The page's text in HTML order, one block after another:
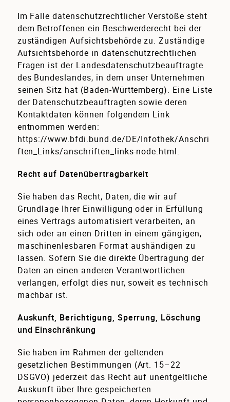
Im Falle datenschutzrechtlicher Verstöße steht
dem Betroffenen ein Beschwerderecht bei der
zuständigen Aufsichtsbehörde zu. Zuständige
Aufsichtsbehörde in datenschutzrechtlichen
Fragen ist der Landesdatenschutzbeauftragte
des Bundeslandes, in dem unser Unternehmen
seinen Sitz hat (Baden-Württemberg). Eine Liste
der Datenschutzbeauftragten sowie deren
Kontaktdaten können folgendem Link
entnommen werden:
https://www.bfdi.bund.de/DE/Infothek/Anschri
ften_Links/anschriften_links-node.html.
Recht auf Datenübertragbarkeit
Sie haben das Recht, Daten, die wir auf
Grundlage Ihrer Einwilligung oder in Erfüllung
eines Vertrags automatisiert verarbeiten, an
sich oder an einen Dritten in einem gängigen,
maschinenlesbaren Format aushändigen zu
lassen. Sofern Sie die direkte Übertragung der
Daten an einen anderen Verantwortlichen
verlangen, erfolgt dies nur, soweit es technisch
machbar ist.
Auskunft, Berichtigung, Sperrung, Löschung
und Einschränkung
Sie haben im Rahmen der geltenden
gesetzlichen Bestimmungen (Art. 15–22
DSGVO) jederzeit das Recht auf unentgeltliche
Auskunft über Ihre gespeicherten